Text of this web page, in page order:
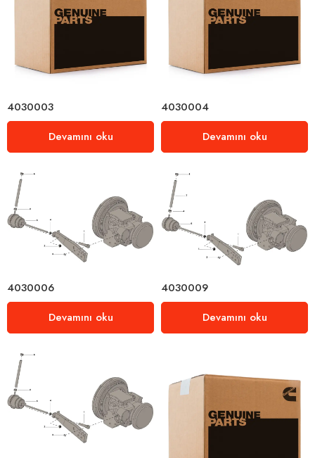
4030003
Devamını oku
4030004
Devamını oku
4030006
Devamını oku
4030009
Devamını oku